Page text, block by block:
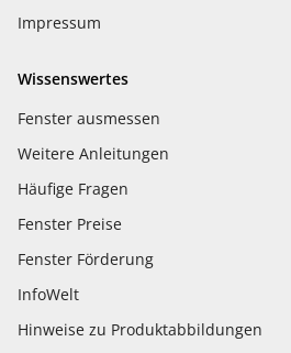
Impressum
Wissenswertes
Fenster ausmessen
Weitere Anleitungen
Häufige Fragen
Fenster Preise
Fenster Förderung
InfoWelt
Hinweise zu Produktabbildungen